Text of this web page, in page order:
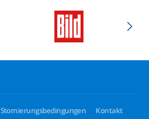
Stornierungsbedingungen Kontakt